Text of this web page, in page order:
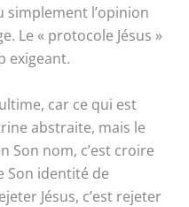
simplement l’opinion
Le « protocole Jésus »
exigeant.
car ce qui est
abstraite, mais le
Son nom, c’est croire
Son identité de
Jésus, c’est rejeter